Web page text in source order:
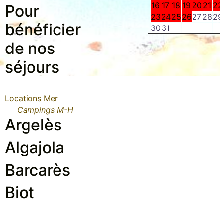
Pour
bénéficier
de nos
séjours
Locations Mer
Campings M-H
Argelès
Algajola
Barcarès
Biot
16 17 18 19 20 21
232425262728
30 31